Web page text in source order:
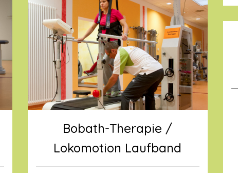
Bobath-Therapie /
Lokomotion Laufband